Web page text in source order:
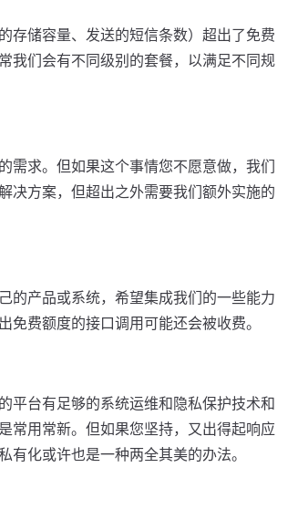
存储容量、发送的短信条数）超出了免费
我们会有不同级别的套餐，以满足不同规
需求。但如果这个事情您不愿意做，我们
决方案，但超出之外需要我们额外实施的
的产品或系统，希望集成我们的一些能力
费额度的接口调用可能还会被收费。
平台有足够的系统运维和隐私保护技术和
常用常新。但如果您坚持，又出得起响应
化或许也是一种两全其美的办法。